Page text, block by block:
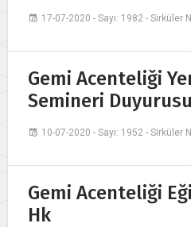
17-07-2020 - Sayı: 1982 - Sirküler
Gemi Acenteliği
Semineri Duyurusu
10-07-2020 - Sayı: 1952 - Sirküler
Gemi Acenteliği
Hk